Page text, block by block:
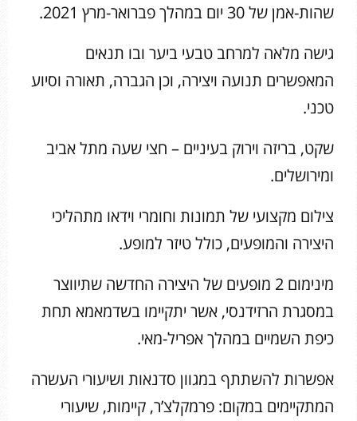
שהות-אמן של 30 יום במהלך פברואר-מרץ 2021.
גישה מלאה למרחב טבעי ביער ובו תנאים
המאפשרים תנועה ויצירה, וכן הגברה, תאורה וסיוע
טכני.
שקט, בריזה וירוק בעיניים – חצי שעה מתל אביב
ומירושלים.
צילום מקצועי של תמונות וחומרי וידאו מתהליכי
היצירה והמופעים, כולל טיזר למופע.
מינימום 2 מופעים של היצירה החדשה שתיווצר
במסגרת הרזידנסי, אשר יתקיימו בשדמאמא תחת
כיפת השמיים במהלך אפריל-מאי.
אפשרות להשתתף במגוון סדנאות ושיעורי העשרה
המתקיימים במקום: פרמקלצ’ר, קיימות, שיעורי